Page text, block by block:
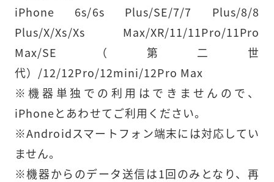
iPhone 6s/6s Plus/SE/7/7 Plus/8/8
Plus/X/Xs/Xs Max/XR/11/11Pro/11Pro
Max/SE（第二世
代）/12/12Pro/12mini/12Pro Max
※機器単独での利用はできませんので、
iPhoneとあわせてご利用ください。
※Androidスマートフォン端末には対応してい
ません。
※機器からのデータ送信は1回のみとなり、再